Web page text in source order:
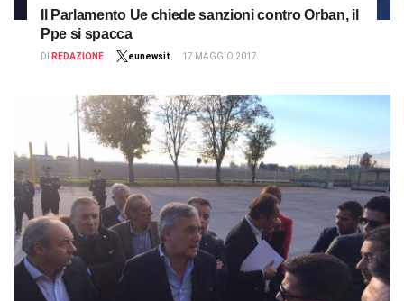
Il Parlamento Ue chiede sanzioni contro Orban, il
Ppe si spacca
DI REDAZIONE eunewsit 17 MAGGIO 2017